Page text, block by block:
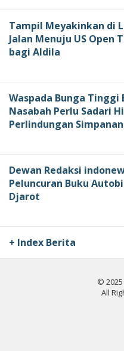
Tampil Meyakinkan di
Jalan Menuju US Open
bagi Aldila
Waspada Bunga Tinggi
Nasabah Perlu Sadari
Perlindungan
Dewan Redaksi
Peluncuran Buku
Djarot
+ Index Berita
©
All